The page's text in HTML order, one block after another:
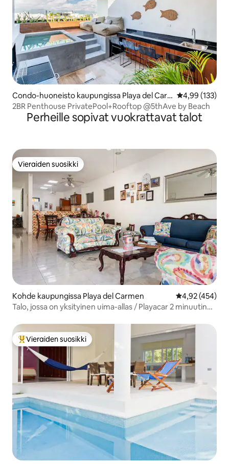
Condo-huoneisto kaupungissa Playa del Car
men
4,99 (133)
2BR Penthouse PrivatePool+Rooftop @5thAve by Beach
Perheille sopivat vuokrattavat talot
Vieraiden suosikki
Vieraiden suosikki
Kohde kaupungissa Playa del Carmen
4,92 (454)
Talo, jossa on yksityinen uima-allas / Playacar 2 minuutin
Vieraiden suosikkien parhaimmistoa
Vieraiden suosikki